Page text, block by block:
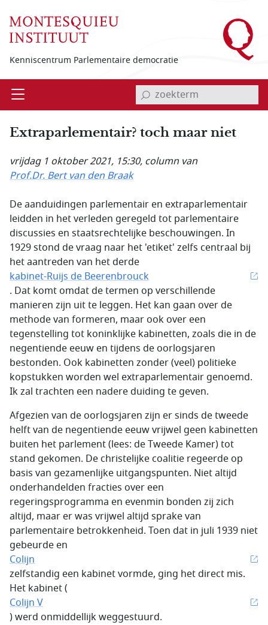
Kenniscentrum Parlementaire democratie
Open invoerveld zoekterm
Extraparlementair? toch maar niet
vrijdag 1 oktober 2021, 15:30, column van
Prof.Dr. Bert van den Braak
De aanduidingen parlementair en extraparlementair
leidden in het verleden geregeld tot parlementaire
discussies en staatsrechtelijke beschouwingen. In
1929 stond de vraag naar het 'etiket' zelfs centraal bij
het aantreden van het derde
kabinet-Ruijs de Beerenbrouck
. Dat komt omdat de termen op verschillende
manieren zijn uit te leggen. Het kan gaan over de
methode van formeren, maar ook over een
tegenstelling tot koninklijke kabinetten, zoals die in de
negentiende eeuw en tijdens de oorlogsjaren
bestonden. Ook kabinetten zonder (veel) politieke
kopstukken worden wel extraparlementair genoemd.
Ik zal trachten een nadere duiding te geven.
Afgezien van de oorlogsjaren zijn er sinds de tweede
helft van de negentiende eeuw vrijwel geen kabinetten
buiten het parlement (lees: de Tweede Kamer) tot
stand gekomen. De christelijke coalitie regeerde op
basis van gezamenlijke uitgangspunten. Niet altijd
onderhandelden fracties over een
regeringsprogramma en evenmin bonden zij zich
altijd, maar er was vrijwel altijd sprake van
parlementaire betrokkenheid. Toen dat in juli 1939 niet
gebeurde en
Colijn
zelfstandig een kabinet vormde, ging het direct mis.
Het kabinet (
Colijn V
) werd onmiddellijk weggestuurd.